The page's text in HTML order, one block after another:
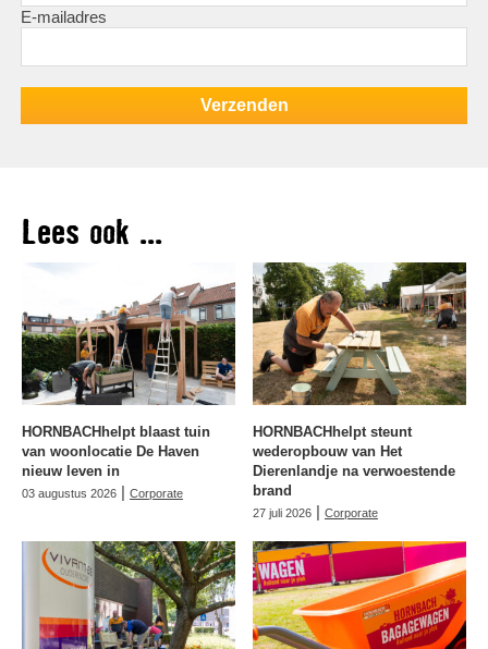
E-mailadres
Lees ook ...
HORNBACHhelpt blaast tuin
van woonlocatie De Haven
nieuw leven in
03 augustus 2026 | Corporate
HORNBACHhelpt steunt
wederopbouw van Het
Dierenlandje na verwoestende
brand
27 juli 2026 | Corporate